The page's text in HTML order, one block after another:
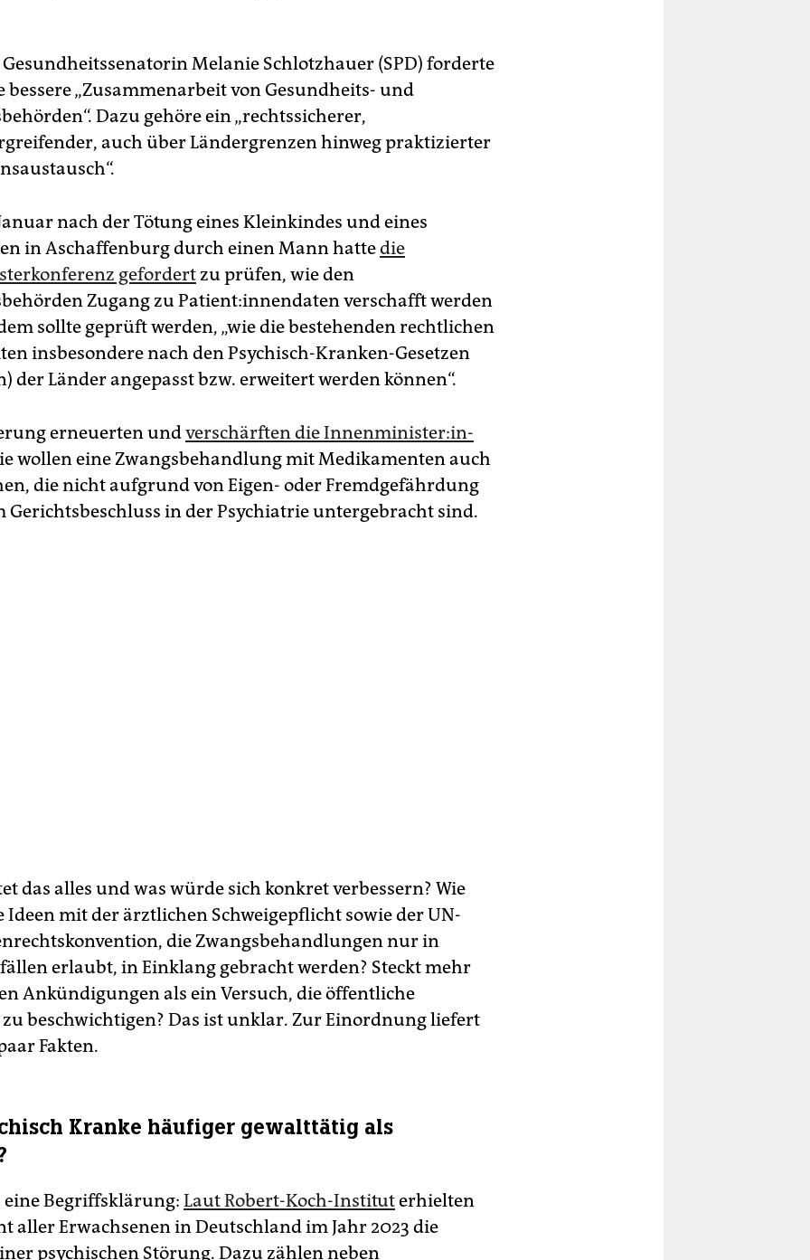
Melanie Schlotzhauer (SPD) forderte
bessere „Zusammenarbeit von Gesundheits- und
Dazu gehöre ein „rechtssicherer,
auch über Ländergrenzen hinweg praktizierter
nach der Tötung eines Kleinkindes und eines
in Aschaffenburg durch einen Mann hattedie
gefordert zu prüfen, wie den
Zugang zu Pa­ti­en­t:in­nen­da­ten verschafft werden
sollte geprüft werden, „wie die bestehenden rechtlichen
insbesondere nach den Psychisch-Kranken-Gesetzen
der Länder angepasst bzw. erweitert werden können“.
erneuerten undverschärften die In­nen­mi­nis­te­r:in­
wollen eine Zwangsbehandlung mit Medikamenten auch
die nicht aufgrund von Eigen- oder Fremdgefährdung
Gerichtsbeschluss in der Psychiatrie untergebracht sind.
das alles und was würde sich konkret verbessern? Wie
Ideen mit der ärztlichen Schweigepflicht sowie der UN-
die Zwangsbehandlungen nur in
erlaubt, in Einklang gebracht werden? Steckt mehr
Ankündigungen als ein Versuch, die öffentliche
beschwichtigen? Das ist unklar. Zur Einordnung liefert
Fakten.
Kranke häufiger gewalttätig als
eine Begriffsklärung: Laut Robert-Koch-Instituterhielten
aller Erwachsenen in Deutschland im Jahr 2023 die
psychischen Störung. Dazu zählen neben